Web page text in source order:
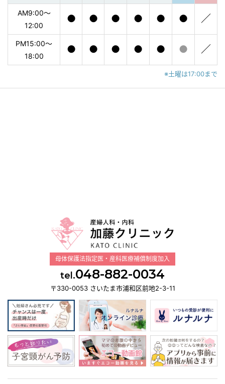
AM9:00〜
12:00
● ● ● ● ● ● ／
PM15:00〜
18:00
● ● ● ● ● ● ／
※土曜は17:00まで
母体保護法指定医・産科医療補償制度加入
tel.048-882-0034
〒330-0053 さいたま市浦和区前地2-3-11